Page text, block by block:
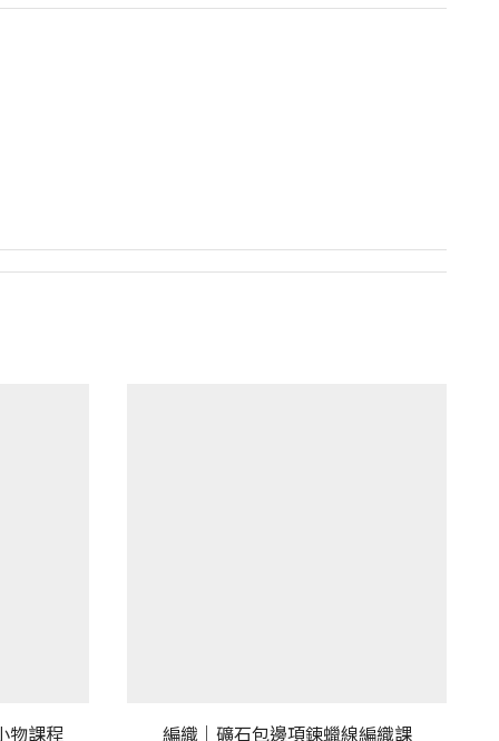
物課程 編織｜礦石包邊項鍊蠟線編織課